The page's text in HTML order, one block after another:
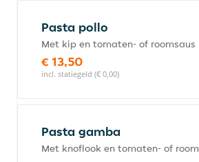
Pasta pollo
Met kip en tomaten- of roomsaus
€ 13,50
incl. statiegeld (€ 0,00)
Pasta gamba
Met knoflook en tomaten- of